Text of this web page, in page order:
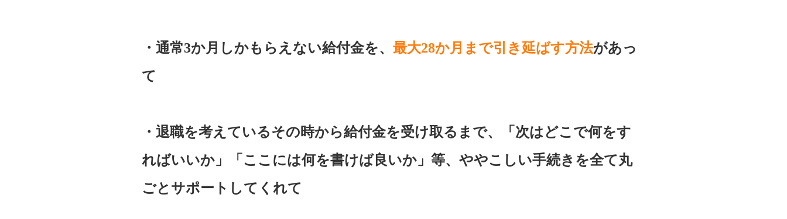
・通常3か月しかもらえない給付金を、 最大28か月まで引き延ばす方法があっ
て
・退職を考えているその時から給付金を受け取るまで、「次はどこで何をす
ればいいか」「ここには何を書けば良いか」等、ややこしい手続きを全て丸
ごとサポートしてくれて